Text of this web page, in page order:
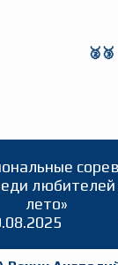
🥈🥉
любителей
лето»